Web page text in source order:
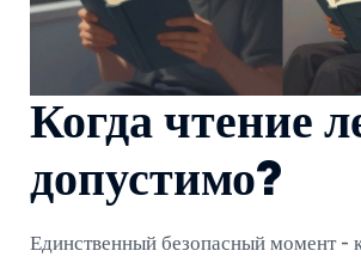
Когда чтение
допустимо?
Единственный безопасный момент -